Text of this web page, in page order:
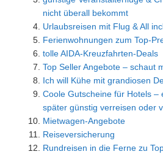
nicht überall bekommt
Urlaubsreisen mit Flug & All
Ferienwohnungen zum Top-
tolle AIDA-Kreuzfahrten-Deals
Top Seller Angebote – schaut
Ich will Kühe mit grandiosen
Coole Gutscheine für Hotels –
später günstig verreisen oder
Mietwagen-Angebote
Reiseversicherung
Rundreisen in die Ferne zu